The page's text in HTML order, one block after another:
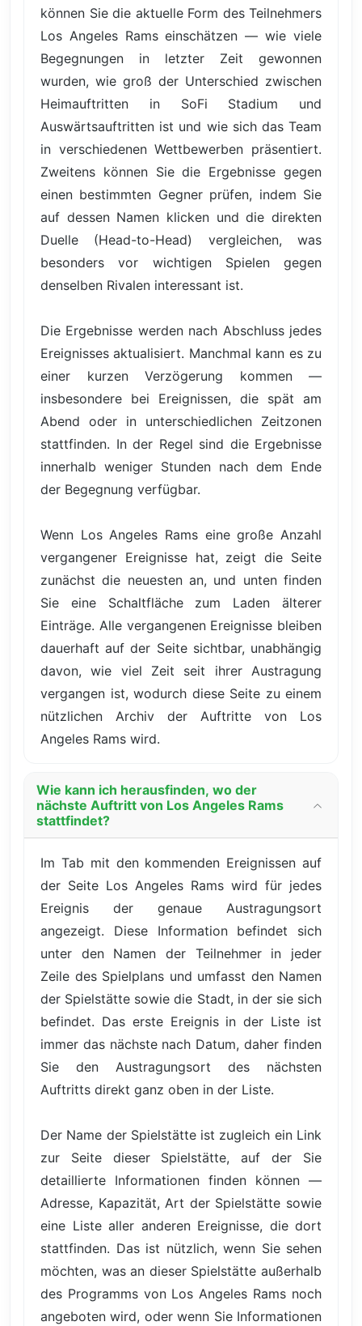
können Sie die aktuelle Form des Teilnehmers
Los Angeles Rams einschätzen — wie viele
Begegnungen in letzter Zeit gewonnen
wurden, wie groß der Unterschied zwischen
Heimauftritten in SoFi Stadium und
Auswärtsauftritten ist und wie sich das Team
in verschiedenen Wettbewerben präsentiert.
Zweitens können Sie die Ergebnisse gegen
einen bestimmten Gegner prüfen, indem Sie
auf dessen Namen klicken und die direkten
Duelle (Head-to-Head) vergleichen, was
besonders vor wichtigen Spielen gegen
denselben Rivalen interessant ist.
Die Ergebnisse werden nach Abschluss jedes
Ereignisses aktualisiert. Manchmal kann es zu
einer kurzen Verzögerung kommen —
insbesondere bei Ereignissen, die spät am
Abend oder in unterschiedlichen Zeitzonen
stattfinden. In der Regel sind die Ergebnisse
innerhalb weniger Stunden nach dem Ende
der Begegnung verfügbar.
Wenn Los Angeles Rams eine große Anzahl
vergangener Ereignisse hat, zeigt die Seite
zunächst die neuesten an, und unten finden
Sie eine Schaltfläche zum Laden älterer
Einträge. Alle vergangenen Ereignisse bleiben
dauerhaft auf der Seite sichtbar, unabhängig
davon, wie viel Zeit seit ihrer Austragung
vergangen ist, wodurch diese Seite zu einem
nützlichen Archiv der Auftritte von Los
Angeles Rams wird.
Wie kann ich herausfinden, wo der
nächste Auftritt von Los Angeles Rams
stattfindet?
Im Tab mit den kommenden Ereignissen auf
der Seite Los Angeles Rams wird für jedes
Ereignis der genaue Austragungsort
angezeigt. Diese Information befindet sich
unter den Namen der Teilnehmer in jeder
Zeile des Spielplans und umfasst den Namen
der Spielstätte sowie die Stadt, in der sie sich
befindet. Das erste Ereignis in der Liste ist
immer das nächste nach Datum, daher finden
Sie den Austragungsort des nächsten
Auftritts direkt ganz oben in der Liste.
Der Name der Spielstätte ist zugleich ein Link
zur Seite dieser Spielstätte, auf der Sie
detaillierte Informationen finden können —
Adresse, Kapazität, Art der Spielstätte sowie
eine Liste aller anderen Ereignisse, die dort
stattfinden. Das ist nützlich, wenn Sie sehen
möchten, was an dieser Spielstätte außerhalb
des Programms von Los Angeles Rams noch
angeboten wird, oder wenn Sie Informationen